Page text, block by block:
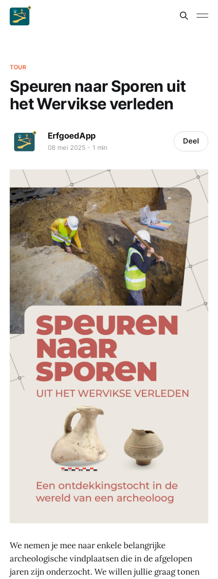
TOUR
Speuren naar Sporen uit
het Wervikse verleden
ErfgoedApp
08 mei 2025 1 min
Deel
We nemen je mee naar enkele belangrijke
archeologische vindplaatsen die in de afgelopen
jaren zijn onderzocht. We willen jullie graag tonen